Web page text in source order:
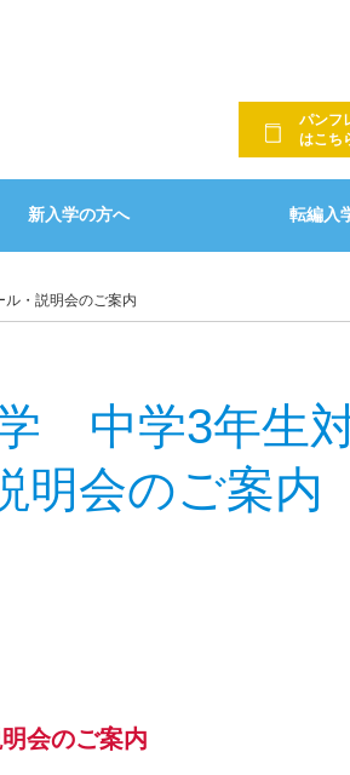
パンフ
はこち
新入学の方へ 転編入
募集要項・
学校説明会
・説明会のご案内
学 中学3年生
明会のご案内
会のご案内